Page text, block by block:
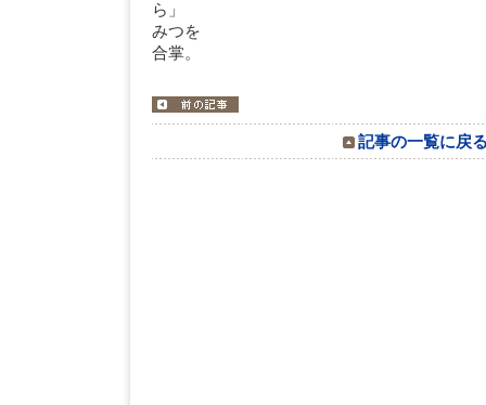
ら
みつを
合掌。
記事の一覧に戻